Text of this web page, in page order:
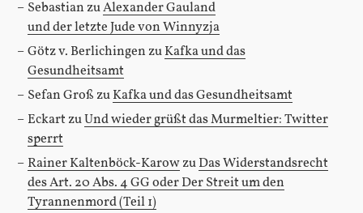
Sebastian zuAlexander Gauland
und der letzte Jude von Winnyzja
Götz v. Berlichingen zuKafka und das
Gesundheitsamt
Sefan Groß zuKafka und das Gesundheitsamt
Eckart zuUnd wieder grüßt das Murmeltier: Twitter
sperrt
Rainer Kaltenböck-KarowzuDas Widerstandsrecht
des Art. 20 Abs. 4 GG oder Der Streit um den
Tyrannenmord (Teil 1)